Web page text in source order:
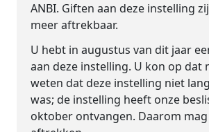
ANBI. Giften aan deze instelling
meer aftrekbaar.
U hebt in augustus van dit jaar
aan deze instelling. U kon op dat
weten dat deze instelling niet
was; de instelling heeft onze
oktober ontvangen. Daarom